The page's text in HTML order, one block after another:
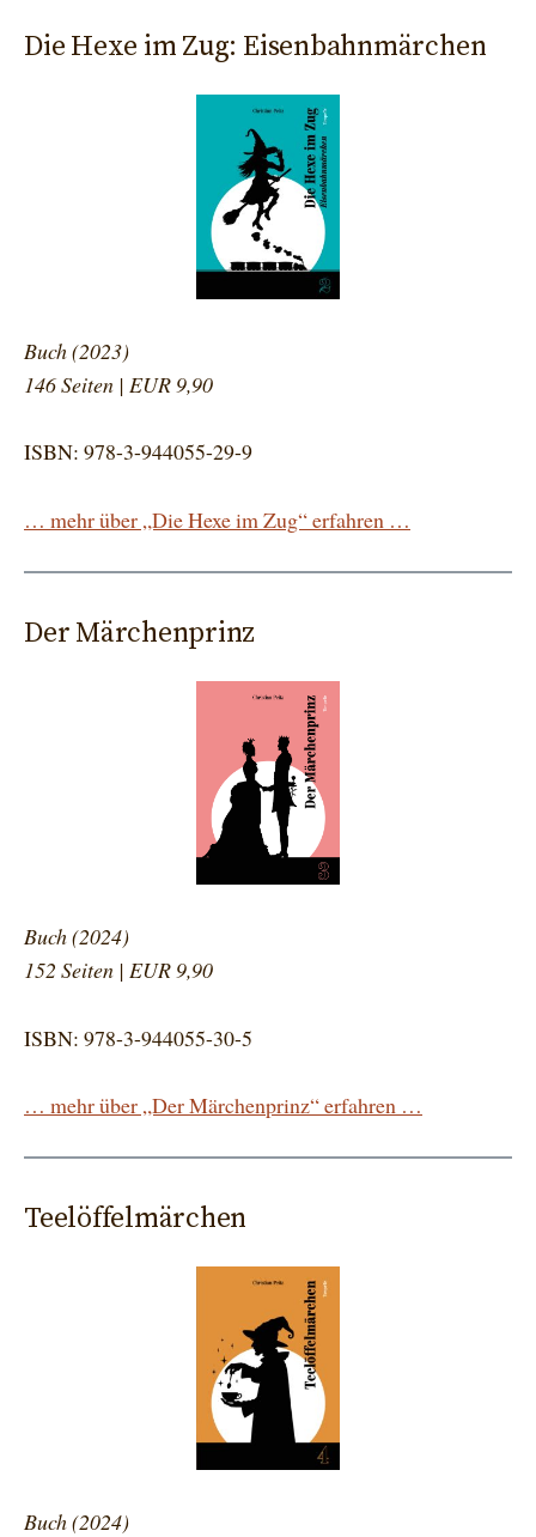
Die Hexe im Zug: Eisenbahnmärchen
Buch (2023)
146 Seiten | EUR 9,90
ISBN: 978-3-944055-29-9
… mehr über „Die Hexe im Zug“ erfahren …
Der Märchenprinz
Buch (2024)
152 Seiten | EUR 9,90
ISBN: 978-3-944055-30-5
… mehr über „Der Märchenprinz“ erfahren …
Teelöffelmärchen
Buch (2024)